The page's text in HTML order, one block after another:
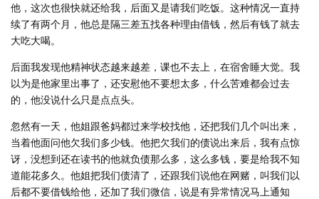
他，这次也很快就还给我，后面又是请我们吃饭。这种情况一直持
续了有两个月，他总是隔三差五找各种理由借钱，然后有钱了就去
大吃大喝。
后面我发现他精神状态越来越差，课也不去上，在宿舍睡大觉。我
以为是他家里出事了，还安慰他不要想太多，什么苦难都会过去
的，他没说什么只是点点头。
忽然有一天，他姐跟爸妈都过来学校找他，还把我们几个叫出来，
当着他面问他欠我们多少钱。他把欠我们的债说出来后，我有点惊
讶，没想到还在读书的他就负债那么多，这么多钱，要是给我不知
道能花多久。他姐把我们债清了，还跟我们说他在网赌，叫我们以
后都不要借钱给他，还加了我们微信，说是有异常情况马上通知